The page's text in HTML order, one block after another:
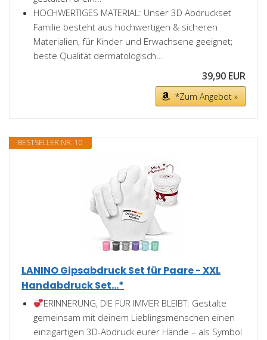
HOCHWERTIGES MATERIAL: Unser 3D Abdruckset
Familie besteht aus hochwertigen & sicheren
Materialien, für Kinder und Erwachsene geeignet;
beste Qualität dermatologisch...
39,90 EUR
*Zum Angebot »
BESTSELLER NR. 10
LANINO Gipsabdruck Set für Paare - XXL
Handabdruck Set...*
ERINNERUNG, DIE FÜR IMMER BLEIBT: Gestalte
gemeinsam mit deinem Lieblingsmenschen einen
einzigartigen 3D-Abdruck eurer Hände – als Symbol